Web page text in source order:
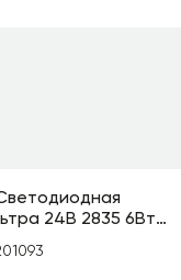
24В 2835 6Вт/